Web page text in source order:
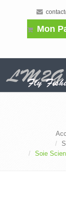
Mon
Soie